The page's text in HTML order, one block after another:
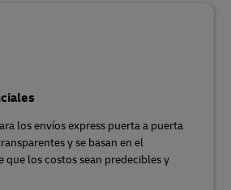
los envíos express puerta a puerta
y se basan en el
que los costos sean predecibles y